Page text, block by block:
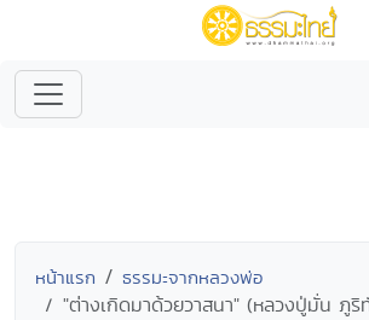
หน้าแรก ธรรมะจากหลวงพ่อ
"ต่างเกิดมาด้วยวาสนา" (หลวงปู่มั่น ภูริ